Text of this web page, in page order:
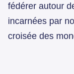
fédérer autour
incarnées par
croisée des